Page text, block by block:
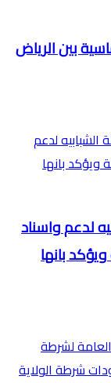
بين الرياض
لدعم واسناد
بانها